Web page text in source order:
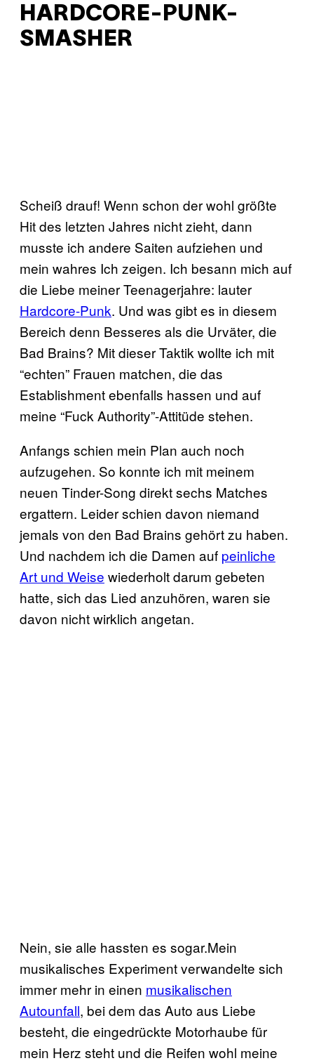
HARDCORE-PUNK-
SMASHER
Scheiß drauf! Wenn schon der wohl größte
Hit des letzten Jahres nicht zieht, dann
musste ich andere Saiten aufziehen und
mein wahres Ich zeigen. Ich besann mich auf
die Liebe meiner Teenagerjahre: lauter
Hardcore-Punk. Und was gibt es in diesem
Bereich denn Besseres als die Urväter, die
Bad Brains? Mit dieser Taktik wollte ich mit
“echten” Frauen matchen, die das
Establishment ebenfalls hassen und auf
meine “Fuck Authority”-Attitüde stehen.
Anfangs schien mein Plan auch noch
aufzugehen. So konnte ich mit meinem
neuen Tinder-Song direkt sechs Matches
ergattern. Leider schien davon niemand
jemals von den Bad Brains gehört zu haben.
Und nachdem ich die Damen auf peinliche
Art und Weise wiederholt darum gebeten
hatte, sich das Lied anzuhören, waren sie
davon nicht wirklich angetan.
Nein, sie alle hassten es sogar.Mein
musikalisches Experiment verwandelte sich
immer mehr in einen musikalischen
Autounfall, bei dem das Auto aus Liebe
besteht, die eingedrückte Motorhaube für
mein Herz steht und die Reifen wohl meine